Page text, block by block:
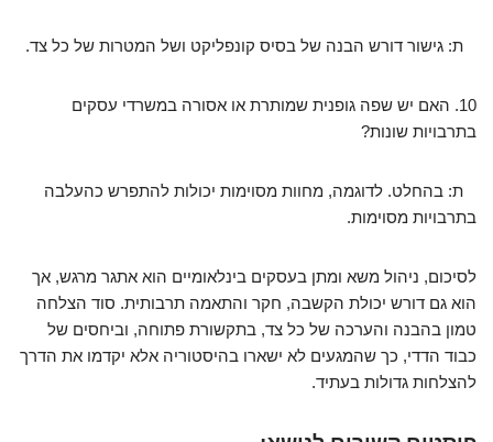
ת: גישור דורש הבנה של בסיס קונפליקט ושל המטרות של כל צד.
10. האם יש שפה גופנית שמותרת או אסורה במשרדי עסקים
בתרבויות שונות?
ת: בהחלט. לדוגמה, מחוות מסוימות יכולות להתפרש כהעלבה
בתרבויות מסוימות.
לסיכום, ניהול משא ומתן בעסקים בינלאומיים הוא אתגר מרגש, אך
הוא גם דורש יכולת הקשבה, חקר והתאמה תרבותית. סוד הצלחה
טמון בהבנה והערכה של כל צד, בתקשורת פתוחה, וביחסים של
כבוד הדדי, כך שהמגעים לא ישארו בהיסטוריה אלא יקדמו את הדרך
להצלחות גדולות בעתיד.